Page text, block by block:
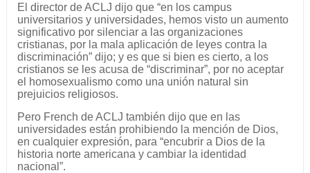
El director de ACLJ dijo que “en los campus
universitarios y universidades, hemos visto un aumento
significativo por silenciar a las organizaciones
cristianas, por la mala aplicación de leyes contra la
discriminación” dijo; y es que si bien es cierto, a los
cristianos se les acusa de “discriminar”, por no aceptar
el homosexualismo como una unión natural sin
prejuicios religiosos.
Pero French de ACLJ también dijo que en las
universidades están prohibiendo la mención de Dios,
en cualquier expresión, para “encubrir a Dios de la
historia norte americana y cambiar la identidad
nacional”.